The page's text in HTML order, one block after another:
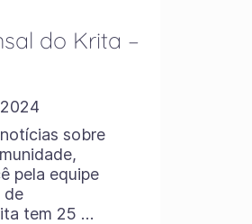
do Krita –
sobre
pela equipe
de
tem 25 …